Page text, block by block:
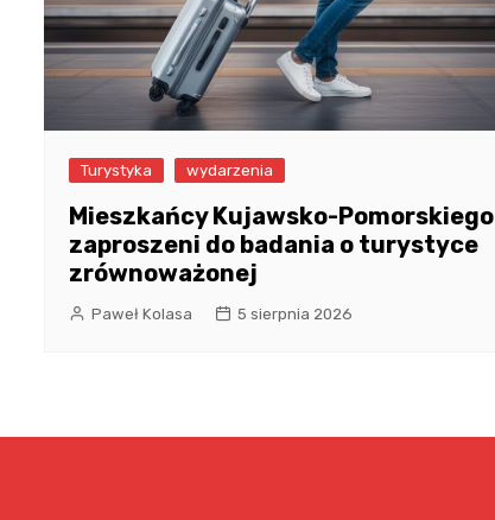
Turystyka wydarzenia
Mieszkańcy Kujawsko-Pomorskiego
zaproszeni do badania o turystyce
zrównoważonej
Paweł Kolasa 5 sierpnia 2026